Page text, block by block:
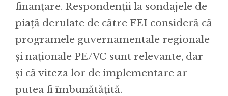
finanțare. Respondenții la sondajele de
piață derulate de către FEI consideră că
programele guvernamentale regionale
și naționale PE/VC sunt relevante, dar
și că viteza lor de implementare ar
putea fi îmbunătățită.